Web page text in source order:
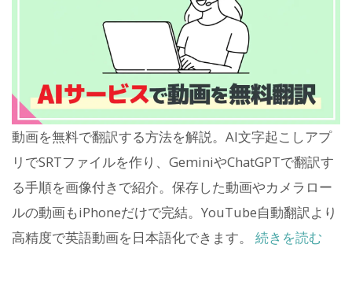
動画を無料で翻訳する方法を解説。AI文字起こしアプ
リでSRTファイルを作り、GeminiやChatGPTで翻訳す
る手順を画像付きで紹介。保存した動画やカメラロー
ルの動画もiPhoneだけで完結。YouTube自動翻訳より
高精度で英語動画を日本語化できます。 続きを読む